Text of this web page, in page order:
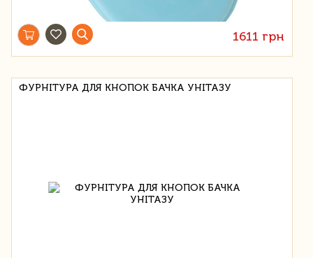
1611 грн
ФУРНІТУРА ДЛЯ КНОПОК БАЧКА УНІТАЗУ